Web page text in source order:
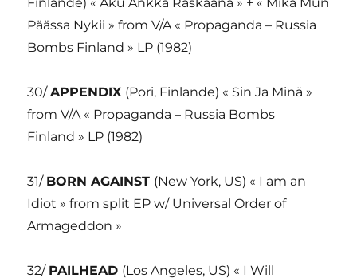
Päässa Nykii » from V/A « Propaganda – Russia
Bombs Finland » LP (1982)
30/APPENDIX (Pori, Finlande) « Sin Ja Minä »
from V/A « Propaganda – Russia Bombs
Finland » LP (1982)
31/ BORN AGAINST (New York, US) « I am an
Idiot » from split EP w/ Universal Order of
Armageddon »
32/ PAILHEAD (Los Angeles, US) « I Will